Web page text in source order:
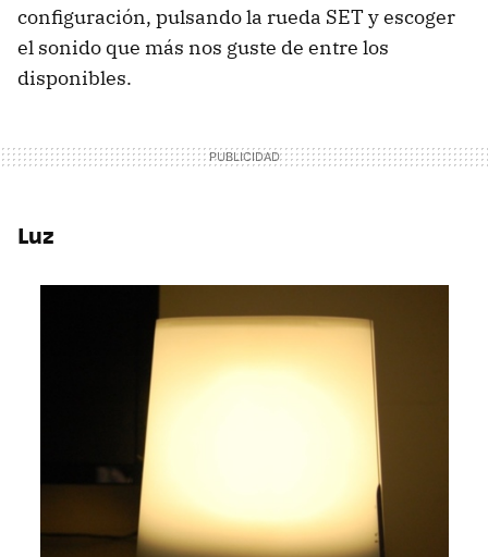
configuración, pulsando la rueda SETy escoger
el sonido que más nos guste de entre los
disponibles.
Luz